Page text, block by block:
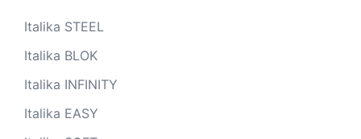
Italika STEEL
Italika BLOK
Italika INFINITY
Italika EASY